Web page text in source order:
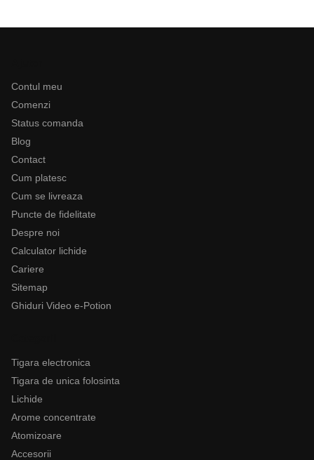
Contul meu
Comenzi
Status comanda
Blog
Contact
Cum platesc
Cum se livreaza
Puncte de fidelitate
Despre noi
Calculator lichide
Cariere
Sitemap
Ghiduri Video e-Potion
Tigara electronica
Tigara de unica folosinta
Lichide
Arome concentrate
Atomizoare
Accesorii